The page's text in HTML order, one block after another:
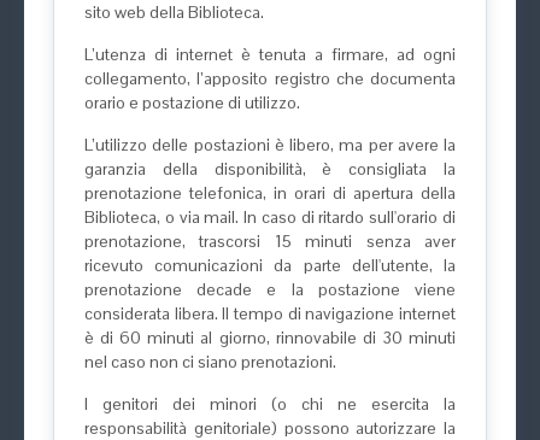
sito web della Biblioteca.
L’utenza di internet è tenuta a firmare, ad ogni
collegamento, l’apposito registro che documenta
orario e postazione di utilizzo.
L’utilizzo delle postazioni è libero, ma per avere la
garanzia della disponibilità, è consigliata la
prenotazione telefonica, in orari di apertura della
Biblioteca, o via mail. In caso di ritardo sull'orario di
prenotazione, trascorsi 15 minuti senza aver
ricevuto comunicazioni da parte dell'utente, la
prenotazione decade e la postazione viene
considerata libera. Il tempo di navigazione internet
è di 60 minuti al giorno, rinnovabile di 30 minuti
nel caso non ci siano prenotazioni.
I genitori dei minori (o chi ne esercita la
responsabilità genitoriale) possono autorizzare la